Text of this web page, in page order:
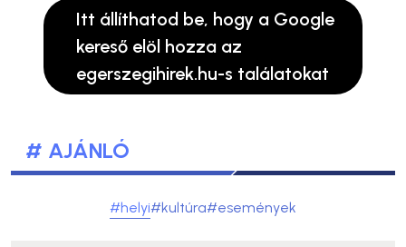
Itt állíthatod be, hogy a Google
kereső elöl hozza az
egerszegihirek.hu-s találatokat
# AJÁNLÓ
#helyi#kultúra#események